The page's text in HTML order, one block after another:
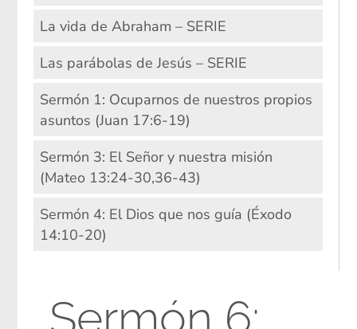
La vida de Abraham – SERIE
Las parábolas de Jesús – SERIE
Sermón 1: Ocuparnos de nuestros propios
asuntos (Juan 17:6-19)
Sermón 3: El Señor y nuestra misión
(Mateo 13:24-30,36-43)
Sermón 4: El Dios que nos guía (Éxodo
14:10-20)
Sermón 6: